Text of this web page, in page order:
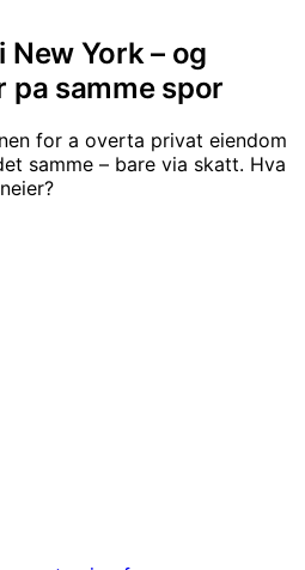
York – og
pa samme spor
for a overta privat eiendom
samme – bare via skatt. Hva